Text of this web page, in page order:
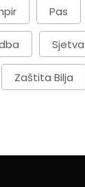
Pas
Sjetva
Zaštita Bilja